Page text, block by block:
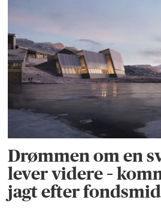
Drømmen om en
lever videre –
jagt efter